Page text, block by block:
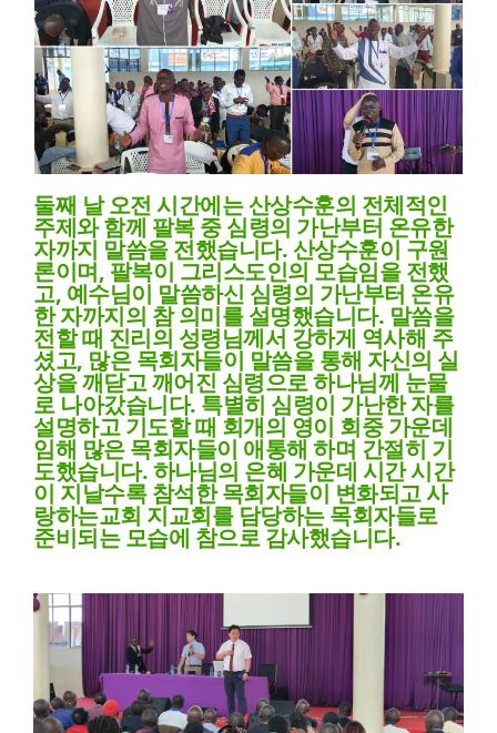
둘째 날오전 시간에는 산상수훈의 전체적인
주제와 함께 팔복 중 심령의 가난부터 온유한
자까지 말씀을 전했습니다.산상수훈이 구원
론이며, 팔복이 그리스도인의 모습임을 전했
고, 예수님이 말씀하신 심령의 가난부터 온유
한 자까지의 참 의미를 설명했습니다. 말씀을
전할 때 진리의 성령님께서 강하게 역사해 주
셨고, 많은 목회자들이 말씀을 통해 자신의 실
상을 깨닫고 깨어진 심령으로 하나님께 눈물
로 나아갔습니다. 특별히 심령이 가난한 자를
설명하고 기도할 때 회개의 영이 회중 가운데
임해 많은 목회자들이 애통해 하며 간절히 기
도했습니다.하나님의 은혜 가운데 시간 시간
이 지날수록 참석한 목회자들이 변화되고 사
랑하는교회 지교회를 담당하는 목회자들로
준비되는 모습에 참으로 감사했습니다.